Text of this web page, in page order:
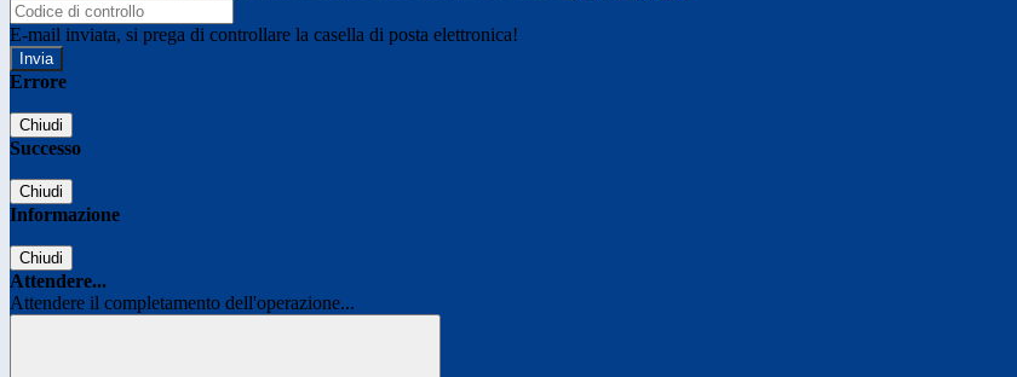
E-mail inviata, si prega di controllare la casella di posta elettronica!
Errore
Chiudi
Successo
Chiudi
Informazione
Chiudi
Attendere...
Attendere il completamento dell'operazione...